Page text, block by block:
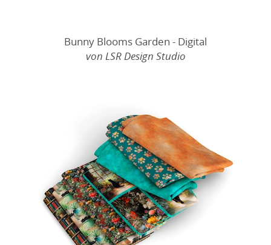
Bunny Blooms Garden - Digital
von LSR Design Studio